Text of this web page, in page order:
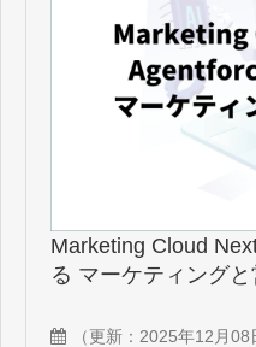
Marketing Cloud
る マーケティング
（更新： 2025年12月08